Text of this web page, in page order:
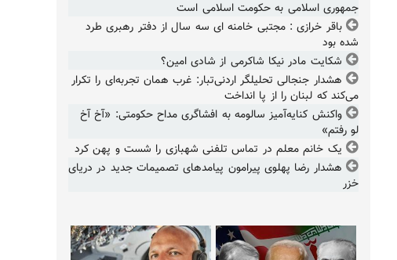
جمهوری اسلامی به حکومت اسلامی است
باقر خرازی : مجتبی خامنه ای سه سال از دفتر رهبری طرد
شده بود
شکایت مادر نیکا شاکرمی از شادی امین؟
هشدار جنجالی تحلیلگر اردنی‌تبار: غرب همان تجربه‌ای را تکرار
می‌کند که لبنان را از پا انداخت
واکنش کنایه‌آمیز سالومه به افشاگری مداح حکومتی: «آخ آخ
لو رفتم»
یک خانم معلم در تماس تلفنی شهبازی را شست و پهن کرد
هشدار رضا پهلوی پیرامون پیامدهای تصمیمات جدید در دریای
خزر